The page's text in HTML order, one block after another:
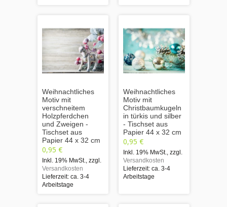
Weihnachtliches
Motiv mit
verschneitem
Holzpferdchen
und Zweigen -
Tischset aus
Papier 44 x 32 cm
0,95 €
Inkl. 19% MwSt. zzgl.
Versandkosten
Lieferzeit: ca. 3-4
Arbeitstage
Weihnachtliches
Motiv mit
Christbaumkugeln
in türkis und silber
- Tischset aus
Papier 44 x 32 cm
0,95 €
Inkl. 19% MwSt. zzgl.
Versandkosten
Lieferzeit: ca. 3-4
Arbeitstage